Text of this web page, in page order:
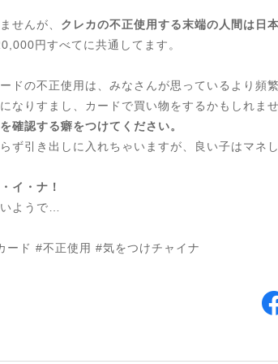
せんが、 クレカの不正使用する末端の人間は日
円すべてに共通してます。
ドの不正使用は、みなさんが思っているより頻
なりすまし、カードで買い物をするかもしれませ
確認する癖をつけてください。
ず引き出しに入れちゃいますが、良い子はマネ
イ・ナ！
ようで…
ード #不正使用 #気をつけチャイナ